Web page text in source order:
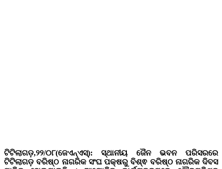
ଟିଟିଲାଗଡ଼,୨୨/୦୮(ଜେଏନ୍ଏସ୍): ସ୍ଥାନୀୟ ଜୈନ ଭବନ ପରିସରରେ
ଟିଟିଲାଗଡ଼ ବରିଷ୍ଠ ନାଗରିକ ସଂଘ ପକ୍ଷରୁ ବିଶ୍ଵ ବରିଷ୍ଠ ନାଗରିକ ଦିବସ